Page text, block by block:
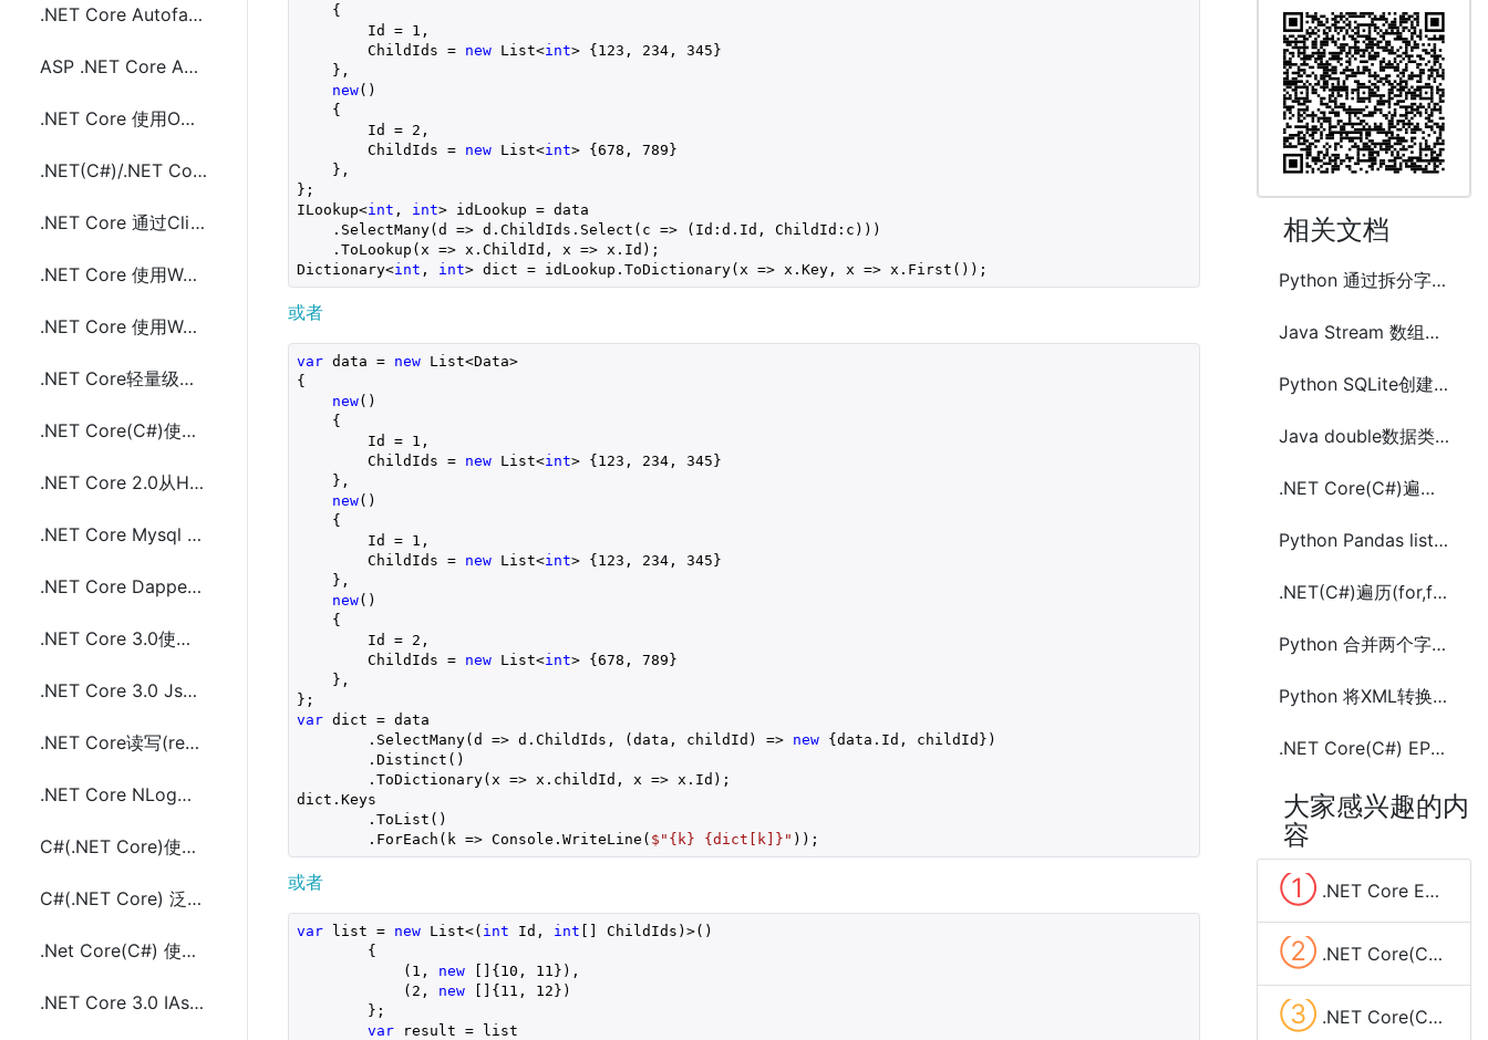
.NET Core Autofac 4.0的配置和使用示例代码
ASP .NET Core Autofac 4.0使用ContainerBuilder(Populate)配置和示例代码
.NET Core 使用ODP.NET Core连接操作Oracle数据库
.NET(C#)/.NET Core 不安装MS Office实现创建Excel(.XLS和.XLSX)文件
.NET Core 通过CliWrap(Cli)调用系统命令(cmd、sh)方法
.NET Core 使用WCF的替代方案(IpcServiceFramework)
.NET Core 使用WCF的替代方案(gRPC)
.NET Core轻量级进程间通信框架IpcServiceFramework的使用
.NET Core(C#)使用sharpcompress压缩解压文件(.rar,.zip,tar.bz2,.7z,.tar.gz)
.NET Core 2.0从HttpContext中获取Access Token的方法及代码
.NET Core Mysql EF Core中通过dotnet命令Code First创建生成数据库
.NET Core Dapper连接MySQL执行Sql语句增删改查代码
.NET Core 3.0使用JsonSerializer(System.Text.Json)序列化和反序列化JSON
.NET Core 3.0 JsonSerializer中Utf8JsonWriter和Utf8JsonReader使用及示例
.NET Core读写(read/write)文本文件(.txt)方法代码及示例代码
.NET Core NLog使用SQLite记录Log日志配置及示例代码
C#(.NET Core)使用泛型<T>实现类型数据缓存方法及示例代码
C#(.NET Core) 泛型<T>中协变(covariant)和逆变(contravariant)的使用
.Net Core(C#) 使用WebClient执行请求时配置cookie的方法及示例代码
.NET Core 3.0 IAsyncEnumerable<T>的使用及示例代码
    {
        Id =
1 ,
        ChildIds =
new List<int> {123 , 234, 345}
    },
new()
    {
        Id =
2 ,
        ChildIds =
new List<int> {678 , 789}
    },
};
ILookup<int , int> idLookup = data
    .SelectMany(d => d.ChildIds.Select(c => (Id:d.Id, ChildId:c)))
    .ToLookup(x => x.ChildId, x => x.Id);
Dictionary<int , int> dict = idLookup.ToDictionary(x => x.Key, x => x.First());
或者
var data = new List<Data>
{
new()
    {
        Id =
1 ,
        ChildIds =
new List<int> {123 , 234, 345}
    },
new()
    {
        Id =
1 ,
        ChildIds =
new List<int> {123 , 234, 345}
    },
new()
    {
        Id =
2 ,
        ChildIds =
new List<int> {678 , 789}
    },
};
var dict = data
        .SelectMany(d => d.ChildIds, (data, childId) =>
new {data.Id, childId})
        .Distinct()
        .ToDictionary(x => x.childId, x => x.Id);
dict.Keys
        .ToList()
        .ForEach(k => Console.WriteLine(
$" {k} {dict[k]} " ));
或者
var list = new List<( int Id, int [] ChildIds)>()
        {
            (
1 , new []{10 , 11 }),
            (
2 , new []{11 , 12})
        };
var result = list
相关文档
Python 通过拆分字典的key创建嵌套字典的方法及示例代码
Java Stream 数组Array及列表(List)相互转换的方法
Python SQLite创建数据库和数据表及数据的增删改查
Java double数据类型转换成int数组的方法
.NET Core(C#)遍历字典(Dictionary<TKey,TValue>)常用方法及示例代码
Python Pandas list(列表)数据列拆分成多行的方法
.NET(C#)遍历(for,foreach,while)字典(Dictionary)的几种方法
Python 合并两个字典(Dictionary)中相同key的value的方法及示例代码
Python 将XML转换成JSON数据的方法总结
.NET Core(C#) EPPlus创建Excel(.xlsx)写入数据的方法及示例代码
大家感兴趣的内
容
① .NET Core EF Core(Entity Framework) 实现分组查询(group by)
② .NET Core(C#)实现定时任务的三种方法(Timer、Quartz.NET、sleep和Task)
③ .NET Core(C#)使用sharpcompress压缩解压文件(.rar,.zip,tar.bz2,.7z,.tar.gz)